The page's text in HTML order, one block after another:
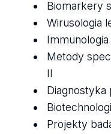
Biomarkery
Wirusologia
Metody
II
Projekty